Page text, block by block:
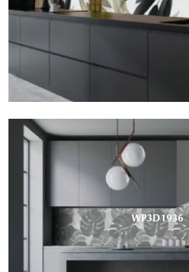
WP3D1936